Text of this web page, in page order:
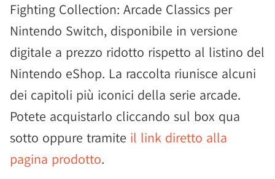
Fighting Collection: Arcade Classics per
Nintendo Switch, disponibile in versione
digitale a prezzo ridotto rispetto al listino del
Nintendo eShop. La raccolta riunisce alcuni
dei capitoli più iconici della serie arcade.
Potete acquistarlo cliccando sul box qua
sotto oppure tramite il link diretto alla
pagina prodotto.